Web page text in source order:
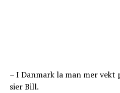
– I Danmark la man mer vekt
sier Bill.